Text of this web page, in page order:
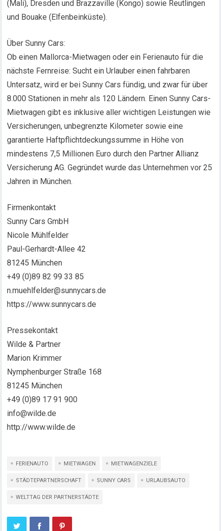
(Mali), Dresden und Brazzaville (Kongo) sowie Reutlingen
und Bouake (Elfenbeinküste).
Über Sunny Cars:
Ob einen Mallorca-Mietwagen oder ein Ferienauto für die
nächste Fernreise: Sucht ein Urlauber einen fahrbaren
Untersatz, wird er bei Sunny Cars fündig, und zwar für über
8.000 Stationen in mehr als 120 Ländern. Einen Sunny Cars-
Mietwagen gibt es inklusive aller wichtigen Leistungen wie
Versicherungen, unbegrenzte Kilometer sowie eine
garantierte Haftpflichtdeckungssumme in Höhe von
mindestens 7,5 Millionen Euro durch den Partner Allianz
Versicherung AG. Gegründet wurde das Unternehmen vor 25
Jahren in München.
Firmenkontakt
Sunny Cars GmbH
Nicole Mühlfelder
Paul-Gerhardt-Allee 42
81245 München
+49 (0)89 82 99 33 85
n.muehlfelder@sunnycars.de
https://www.sunnycars.de
Pressekontakt
Wilde & Partner
Marion Krimmer
Nymphenburger Straße 168
81245 München
+49 (0)89 17 91 900
info@wilde.de
http://www.wilde.de
FERIENAUTO MIETWAGEN MIETWAGENZIELE
STÄDTEPARTNERSCHAFT SUNNY CARS URLAUBSAUTO
WELTTAG DER PARTNERSTÄDTE